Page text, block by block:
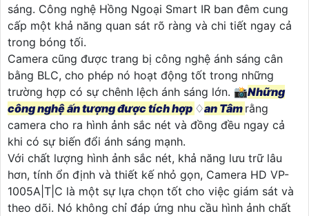
sáng. Công nghệ Hồng Ngoại Smart IR ban đêm cung
cấp một khả năng quan sát rõ ràng và chi tiết ngay cả
trong bóng tối.
Camera cũng được trang bị công nghệ ánh sáng cân
bằng BLC, cho phép nó hoạt động tốt trong những
trường hợp có sự chênh lệch ánh sáng lớn. 📸Những
công nghệ ấn tượng được tích hợp ♢an Tâm rằng
camera cho ra hình ảnh sắc nét và đồng đều ngay cả
khi có sự biến đổi ánh sáng mạnh.
Với chất lượng hình ảnh sắc nét, khả năng lưu trữ lâu
hơn, tính ổn định và thiết kế nhỏ gọn, Camera HD VP-
1005A|T|C là một sự lựa chọn tốt cho việc giám sát và
theo dõi. Nó không chỉ đáp ứng nhu cầu hình ảnh chất